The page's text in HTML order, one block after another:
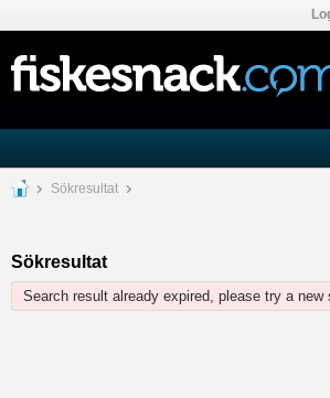
Sökresultat
Sökresultat
Search result already expired, please try a new